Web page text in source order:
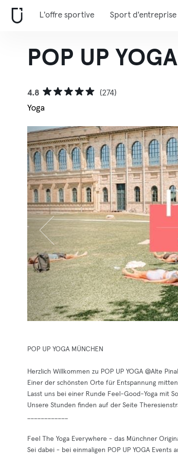
L'offre sportive Sport d'entreprise
POP UP
4.8
(274)
Yoga
POP UP YOGA MÜNCHEN
Herzlich Willkommen zu POP UP YOGA @Alte
Einer der schönsten Orte für Entspannung
Lasst uns bei einer Runde Feel-Good-Yoga mit
Unsere Stunden finden auf der Seite
Feel The Yoga Everywhere - das Münchner
Sei dabei - bei einmaligen POP UP YOGA Events